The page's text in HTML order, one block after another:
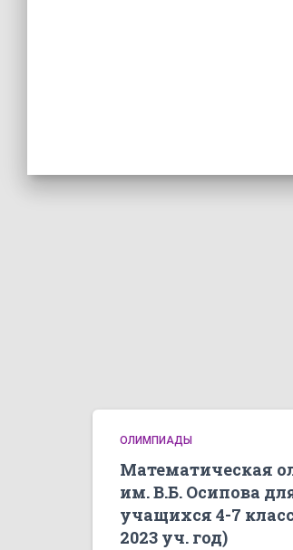
ОЛИМПИАДЫ
Математическая
им. В.Б. Осипова
учащихся 4-7
2023 уч. год)